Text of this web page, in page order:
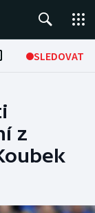
SLEDOVAT
z